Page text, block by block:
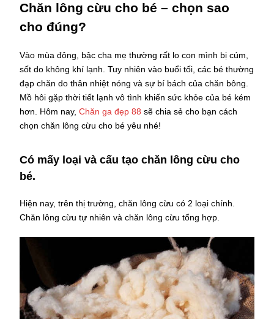
Chăn lông cừu cho bé – chọn sao
cho đúng?
Vào mùa đông, bậc cha mẹ thường rất lo con mình bị cúm,
sốt do không khí lạnh. Tuy nhiên vào buổi tối, các bé thường
đạp chăn do thân nhiệt nóng và sự bí bách của chăn bông.
Mồ hôi gặp thời tiết lạnh vô tình khiến sức khỏe của bé kém
hơn. Hôm nay,Chăn ga đẹp 88 sẽ chia sẻ cho bạn cách
chọn chăn lông cừu cho bé yêu nhé!
Có mấy loại và cấu tạo chăn lông cừu cho
bé.
Hiện nay, trên thị trường, chăn lông cừu có 2 loại chính.
Chăn lông cừu tự nhiên và chăn lông cừu tổng hợp.